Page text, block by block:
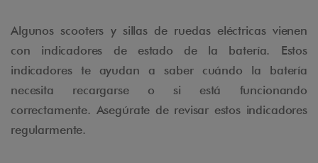
Algunos scooters y sillas de ruedas eléctricas vienen
con indicadores de estado de la batería. Estos
indicadores te ayudan a saber cuándo la batería
necesita recargarse o si está funcionando
correctamente. Asegúrate de revisar estos indicadores
regularmente.